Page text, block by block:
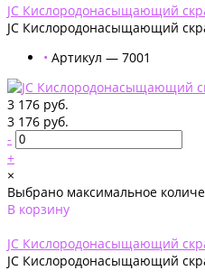
JС Кислородонасыщающий
JС Кислородонасыщающий
• Артикул — 7001
3 176 руб.
3 176 руб.
-
+
×
Выбрано максимальное
В корзину
JС Кислородонасыщающий
JС Кислородонасыщающий